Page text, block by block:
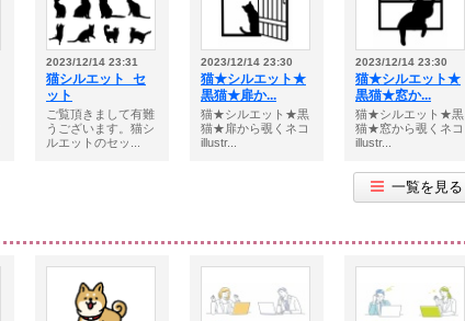
2023/12/14 23:31
猫シルエット_セ
ット
ご覧頂きまして有難
うございます。猫シ
ルエットのセッ...
2023/12/14 23:30
猫★シルエット★
黒猫★扉か...
猫★シルエット★黒
猫★扉から覗くネコ
illustr...
2023/12/14 23:30
猫★シルエット★
黒猫★窓か...
猫★シルエット★黒
猫★窓から覗くネコ
illustr...
一覧を見る